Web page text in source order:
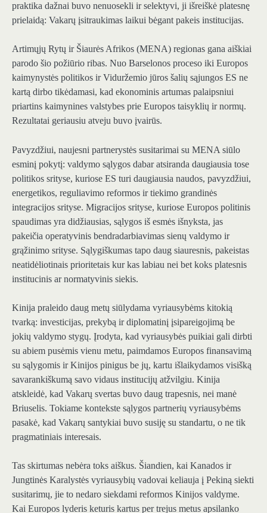
praktika dažnai buvo nenuosekli ir selektyvi, ji išreiškė platesnę
prielaidą: Vakarų įsitraukimas laikui bėgant pakeis institucijas.
Artimųjų Rytų ir Šiaurės Afrikos (MENA) regionas gana aiškiai
parodo šio požiūrio ribas. Nuo Barselonos proceso iki Europos
kaimynystės politikos ir Viduržemio jūros šalių sąjungos ES ne
kartą dirbo tikėdamasi, kad ekonominis artumas palaipsniui
priartins kaimynines valstybes prie Europos taisyklių ir normų.
Rezultatai geriausiu atveju buvo įvairūs.
Pavyzdžiui, naujesni partnerystės susitarimai su MENA siūlo
esminį pokytį: valdymo sąlygos dabar atsiranda daugiausia tose
politikos srityse, kuriose ES turi daugiausia naudos, pavyzdžiui,
energetikos, reguliavimo reformos ir tiekimo grandinės
integracijos srityse. Migracijos srityse, kuriose Europos politinis
spaudimas yra didžiausias, sąlygos iš esmės išnyksta, jas
pakeičia operatyvinis bendradarbiavimas sienų valdymo ir
grąžinimo srityse. Sąlygiškumas tapo daug siauresnis, pakeistas
neatidėliotinais prioritetais kur kas labiau nei bet koks platesnis
institucinis ar normatyvinis siekis.
Kinija praleido daug metų siūlydama vyriausybėms kitokią
tvarką: investicijas, prekybą ir diplomatinį įsipareigojimą be
jokių valdymo stygų. Įrodyta, kad vyriausybės puikiai gali dirbti
su abiem pusėmis vienu metu, paimdamos Europos finansavimą
su sąlygomis ir Kinijos pinigus be jų, kartu išlaikydamos visišką
savarankiškumą savo vidaus institucijų atžvilgiu. Kinija
atskleidė, kad Vakarų svertas buvo daug trapesnis, nei manė
Briuselis. Tokiame kontekste sąlygos partnerių vyriausybėms
pasakė, kad Vakarų santykiai buvo susiję su standartu, o ne tik
pragmatiniais interesais.
Tas skirtumas nebėra toks aiškus. Šiandien, kai Kanados ir
Jungtinės Karalystės vyriausybių vadovai keliauja į Pekiną siekti
susitarimų, jie to nedaro siekdami reformos Kinijos valdyme.
Kai Europos lyderis keturis kartus per trejus metus apsilanko